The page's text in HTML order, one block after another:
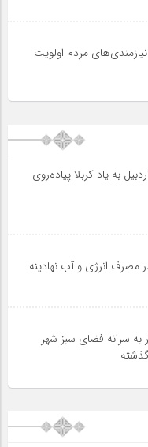
مردم اولویت‌
به یاد کربلا پیاده‌روی
انرژی و آب نهادینه
۵۰ هکتار به سرانه فضای سبز شهر